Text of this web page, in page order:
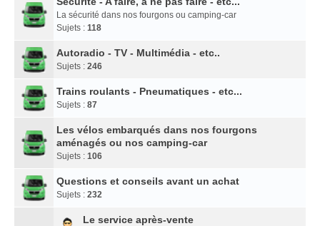
La sécurité dans nos fourgons ou camping-car
Sujets : 118
Autoradio - TV - Multimédia - etc..
Sujets : 246
Trains roulants - Pneumatiques - etc...
Sujets : 87
Les vélos embarqués dans nos fourgons
aménagés ou nos camping-car
Sujets : 106
Questions et conseils avant un achat
Sujets : 232
Le service après-vente